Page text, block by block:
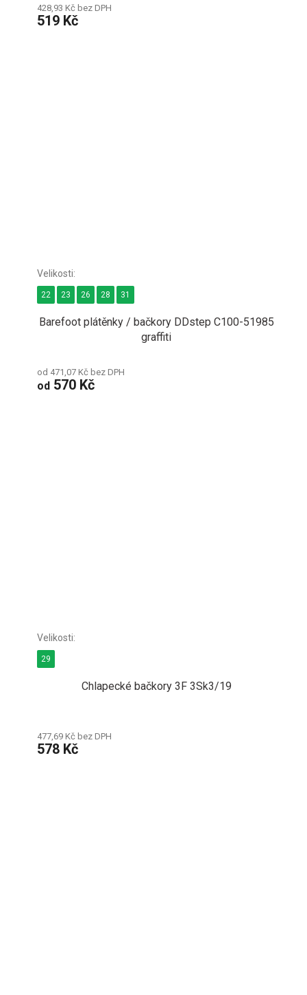
428,93 Kč bez DPH
519 Kč
Barefoot plátěnky / bačkory DDstep C100-51985
graffiti
od 471,07 Kč bez DPH
od 570 Kč
22 23 26 28 31
Chlapecké bačkory 3F 3Sk3/19
477,69 Kč bez DPH
578 Kč
29